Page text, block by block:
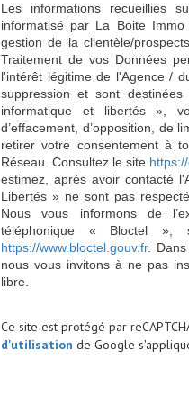
Les informations recueillies
informatisé par La Boite
gestion de la clientèle/
Traitement de vos Données
l'intérêt légitime de l'Agence /
suppression et sont
informatique et libertés »,
d’effacement, d’opposition, de
retirer votre consentement à
Réseau. Consultez le site
estimez, après avoir contacté
Libertés » ne sont pas
Nous vous informons de
téléphonique « Bloctel
https://www.bloctel.gouv.fr.
nous vous invitons à ne pas
libre.
Ce site est protégé par
d'utilisation de Google